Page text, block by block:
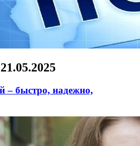
21.05.2025
– быстро, надежно,